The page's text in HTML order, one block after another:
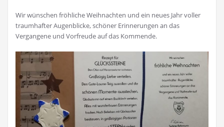
Wir wünschen fröhliche Weihnachten und ein neues Jahr voller
traumhafter Augenblicke, schöner Erinnerungen an das
Vergangene und Vorfreude auf das Kommende.